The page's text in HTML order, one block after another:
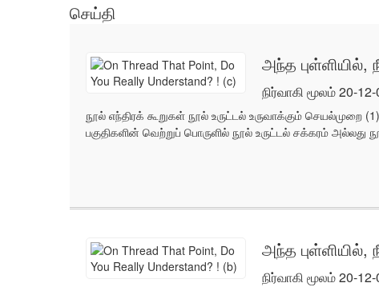
செய்தி
அந்த
நிர்வாகி மூலம் 20-
நூல் எந்திரக் கூறுகள் நூல் உருட்டல் உருவாக்கும்
பகுதிகளின் வெற்றுப் பொருளில் நூல் உருட்டல் சக்கரம் அல்லது
அந்த
நிர்வாகி மூலம் 20-